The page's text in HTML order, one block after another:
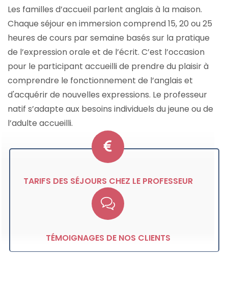
Les familles d’accueil parlent anglais à la maison.
Chaque séjour en immersion comprend 15, 20 ou 25
heures de cours par semaine basés sur la pratique
de l’expression orale et de l’écrit. C’est l’occasion
pour le participant accueilli de prendre du plaisir à
comprendre le fonctionnement de l’anglais et
d'acquérir de nouvelles expressions. Le professeur
natif s’adapte aux besoins individuels du jeune ou de
l’adulte accueilli.
TARIFS DES SÉJOURS CHEZ LE PROFESSEUR
TÉMOIGNAGES DE NOS CLIENTS